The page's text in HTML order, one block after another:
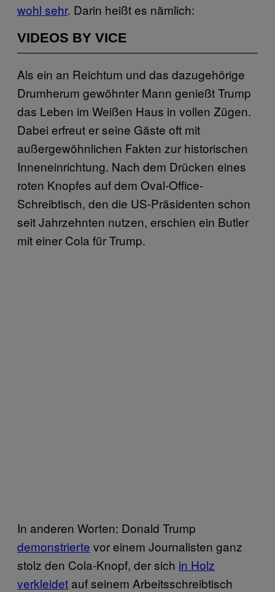
wohl sehr. Darin heißt es nämlich:
VIDEOS BY VICE
Als ein an Reichtum und das dazugehörige
Drumherum gewöhnter Mann genießt Trump
das Leben im Weißen Haus in vollen Zügen.
Dabei erfreut er seine Gäste oft mit
außergewöhnlichen Fakten zur historischen
Inneneinrichtung. Nach dem Drücken eines
roten Knopfes auf dem Oval-Office-
Schreibtisch, den die US-Präsidenten schon
seit Jahrzehnten nutzen, erschien ein Butler
mit einer Cola für Trump.
In anderen Worten: Donald Trump
demonstrierte vor einem Journalisten ganz
stolz den Cola-Knopf, der sich in Holz
verkleidet auf seinem Arbeitsschreibtisch